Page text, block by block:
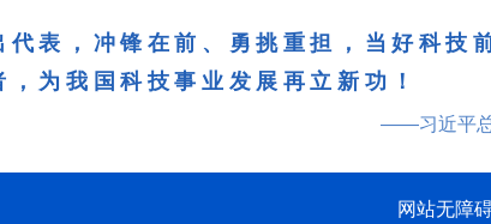
表，冲锋在前、勇挑重担，当好科技
为我国科技事业发展再立新功！
——习近平总
网站无障